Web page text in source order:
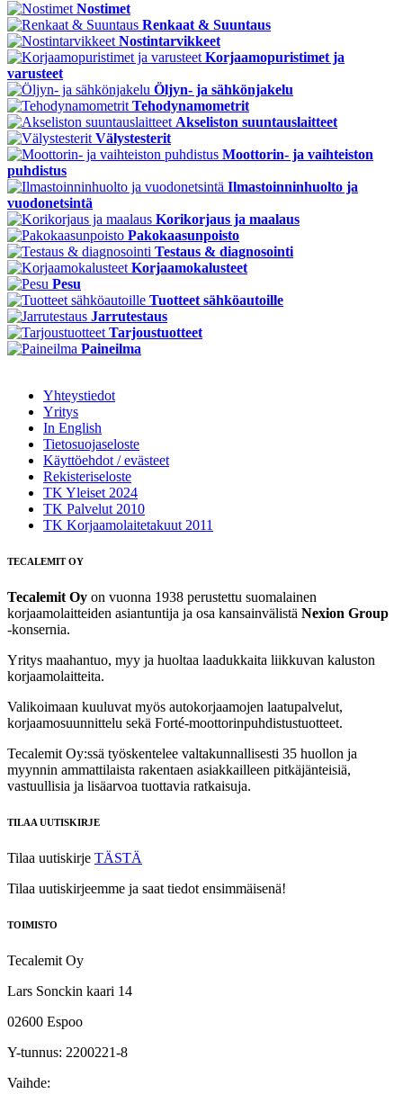
Nostimet
Renkaat & Suuntaus
Nostintarvikkeet
Korjaamopuristimet ja
varusteet
Öljyn- ja sähkönjakelu
Tehodynamometrit
Akseliston suuntauslaitteet
Välystesterit
Moottorin- ja vaihteiston
puhdistus
Ilmastoinninhuolto ja
vuodonetsintä
Korikorjaus ja maalaus
Pakokaasunpoisto
Testaus & diagnosointi
Korjaamokalusteet
Pesu
Tuotteet sähköautoille
Jarrutestaus
Tarjoustuotteet
Paineilma
Yhteystiedot
Yritys
In English
Tietosuojaseloste
Käyttöehdot / evästeet
Rekisteriseloste
TK Yleiset 2024
TK Palvelut 2010
TK Korjaamolaitetakuut 2011
TECALEMIT OY
Tecalemit Oy on vuonna 1938 perustettu suomalainen
korjaamolaitteiden asiantuntija ja osa kansainvälistä Nexion Group
-konsernia.
Yritys maahantuo, myy ja huoltaa laadukkaita liikkuvan kaluston
korjaamolaitteita.
Valikoimaan kuuluvat myös autokorjaamojen laatupalvelut,
korjaamosuunnittelu sekä Forté‑moottorinpuhdistustuotteet.
Tecalemit Oy:ssä työskentelee valtakunnallisesti 35 huollon ja
myynnin ammattilaista rakentaen asiakkailleen pitkäjänteisiä,
vastuullisia ja lisäarvoa tuottavia ratkaisuja.
TILAA UUTISKIRJE
Tilaa uutiskirje TÄSTÄ
Tilaa uutiskirjeemme ja saat tiedot ensimmäisenä!
TOIMISTO
Tecalemit Oy
Lars Sonckin kaari 14
02600 Espoo
Y-tunnus: 2200221-8
Vaihde: